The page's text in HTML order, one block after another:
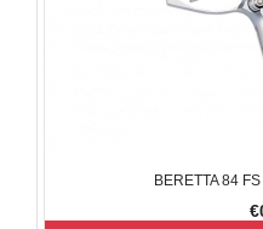
BERETTA 84